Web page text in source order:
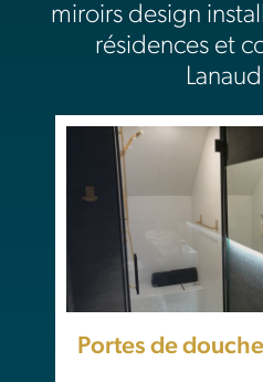
miroirs design
résidences et
Portes de douche